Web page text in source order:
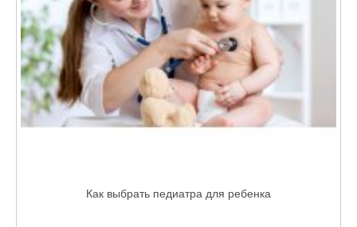
Как выбрать педиатра для ребенка